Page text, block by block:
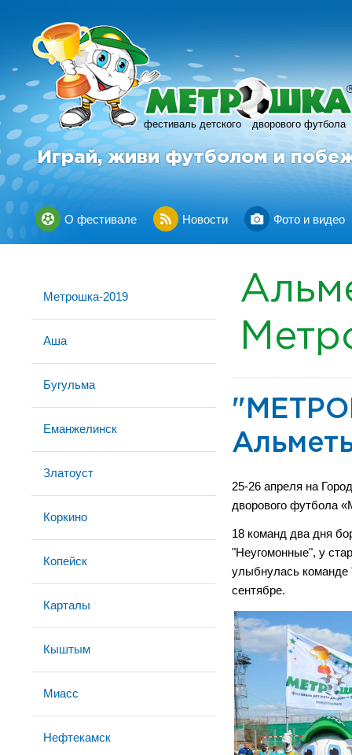
фестиваль детского дворового футбола
R
Играй, живи футболом и
О фестивале Новости Фото и видео
Метрошка-2019
Аша
Бугульма
Еманжелинск
Златоуст
Коркино
Копейск
Карталы
Кыштым
Миасс
Нефтекамск
25-26 апреля на
дворового
18 команд два дня
"Неугомонные", у
улыбнулась команде
сентябре.